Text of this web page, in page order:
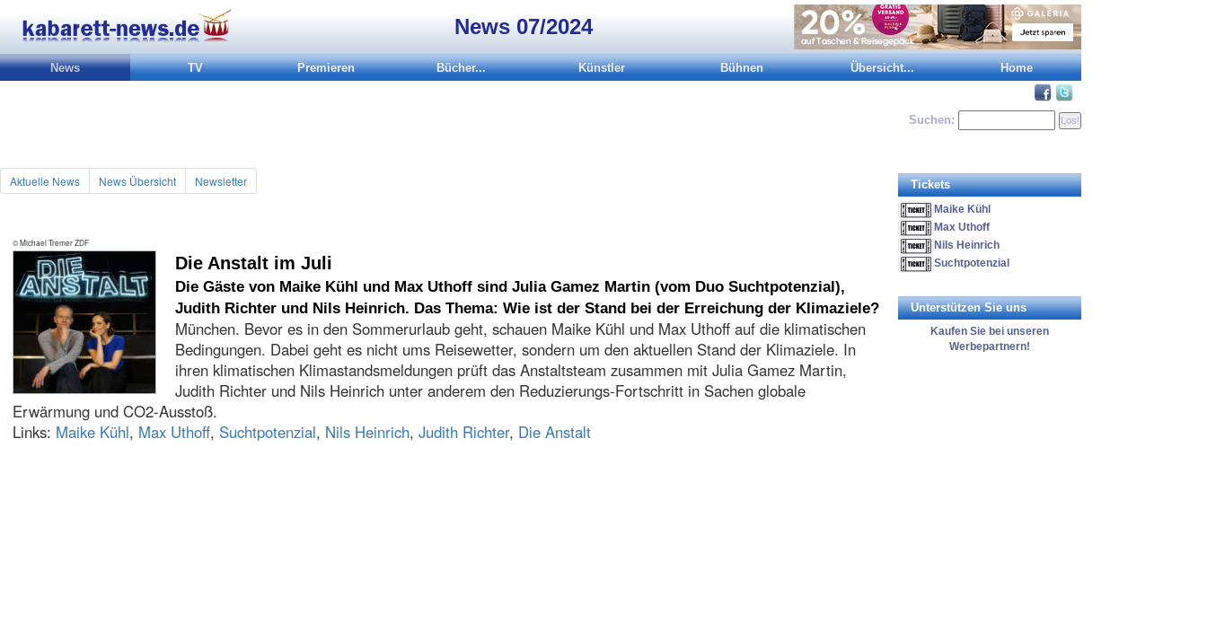
News 07/2024
News TV Premieren Bücher... Künstler Bühnen Übersicht... Home
Suchen:
Aktuelle News News Übersicht Newsletter
© Michael Tremer ZDF
Die Anstalt im Juli
Die Gäste von Maike Kühl und Max Uthoff sind Julia Gamez Martin (vom Duo Suchtpotenzial),
Judith Richter und Nils Heinrich. Das Thema: Wie ist der Stand bei der Erreichung der Klimaziele?
München. Bevor es in den Sommerurlaub geht, schauen Maike Kühl und Max Uthoff auf die klimatischen
Bedingungen. Dabei geht es nicht ums Reisewetter, sondern um den aktuellen Stand der Klimaziele. In
ihren klimatischen Klimastandsmeldungen prüft das Anstaltsteam zusammen mit Julia Gamez Martin,
Judith Richter und Nils Heinrich unter anderem den Reduzierungs-Fortschritt in Sachen globale
Erwärmung und CO2-Ausstoß.
Links: Maike Kühl, Max Uthoff, Suchtpotenzial, Nils Heinrich, Judith Richter, Die Anstalt
Tickets
Maike Kühl
Max Uthoff
Nils Heinrich
Suchtpotenzial
Unterstützen Sie uns
Kaufen Sie bei unseren
Werbepartnern!